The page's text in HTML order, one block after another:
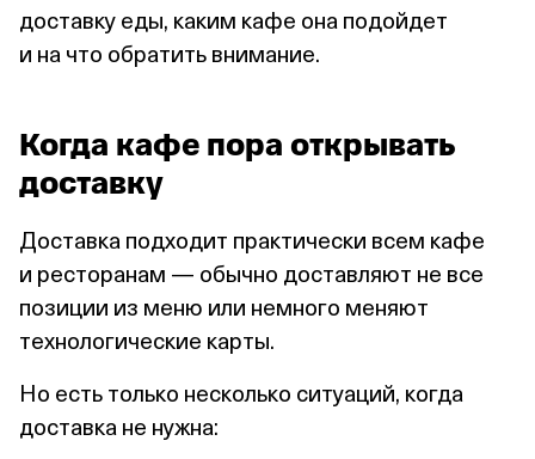
доставку еды, каким кафе она подойдет
и на что обратить внимание.
Когда кафе пора открывать
доставку
Доставка подходит практически всем кафе
и ресторанам — обычно доставляют не все
позиции из меню или немного меняют
технологические карты.
Но есть только несколько ситуаций, когда
доставка не нужна: